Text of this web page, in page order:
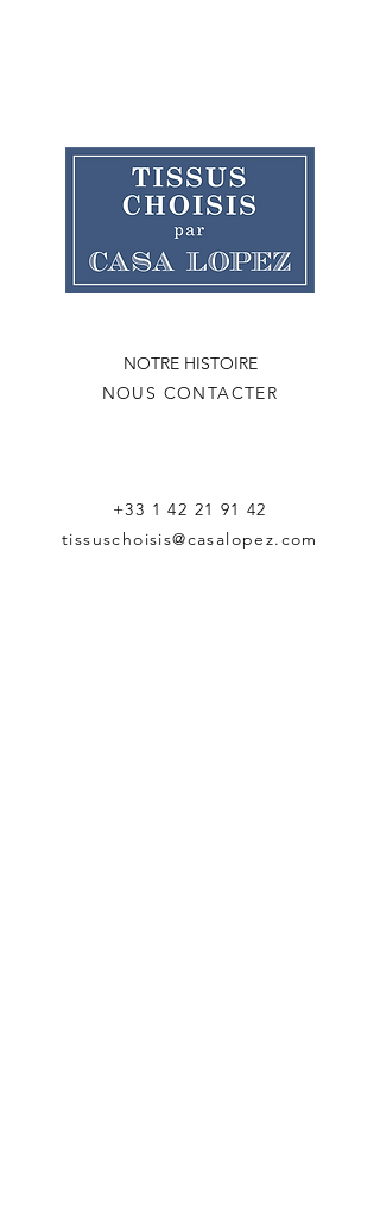
NOTRE HISTOIRE
NOUS CONTACTER
+33 1 42 21 91 42
tissuschoisis@casalopez.com